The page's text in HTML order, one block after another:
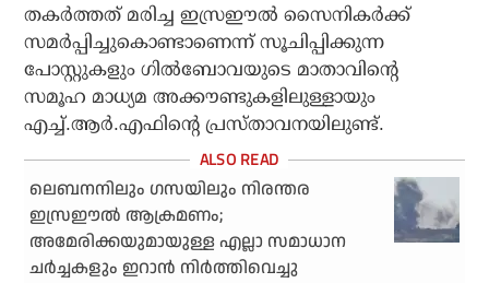
തകര്‍ത്തത് മരിച്ച ഇസ്രഈല്‍ സൈനികര്‍ക്ക്
സമര്‍പ്പിച്ചുകൊണ്ടാണെന്ന് സൂചിപ്പിക്കുന്ന
പോസ്റ്റുകളും ഗില്‍ബോവയുടെ മാതാവിന്റെ
സമൂഹ മാധ്യമ അക്കൗണ്ടുകളിലുള്ളായും
എച്ച്.ആര്‍.എഫിന്റെ പ്രസ്താവനയിലുണ്ട്.
ലെബനനിലും ഗസയിലും നിരന്തര
ഇസ്രഈല്‍ ആക്രമണം;
അമേരിക്കയുമായുള്ള എല്ലാ സമാധാന
ചര്‍ച്ചകളും ഇറാന്‍ നിര്‍ത്തിവെച്ചു